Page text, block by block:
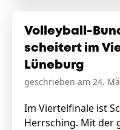
Volleyball-
scheitert im
Lüneburg
geschrieben am 24.
Im Viertelfinale ist
Herrsching. Mit der